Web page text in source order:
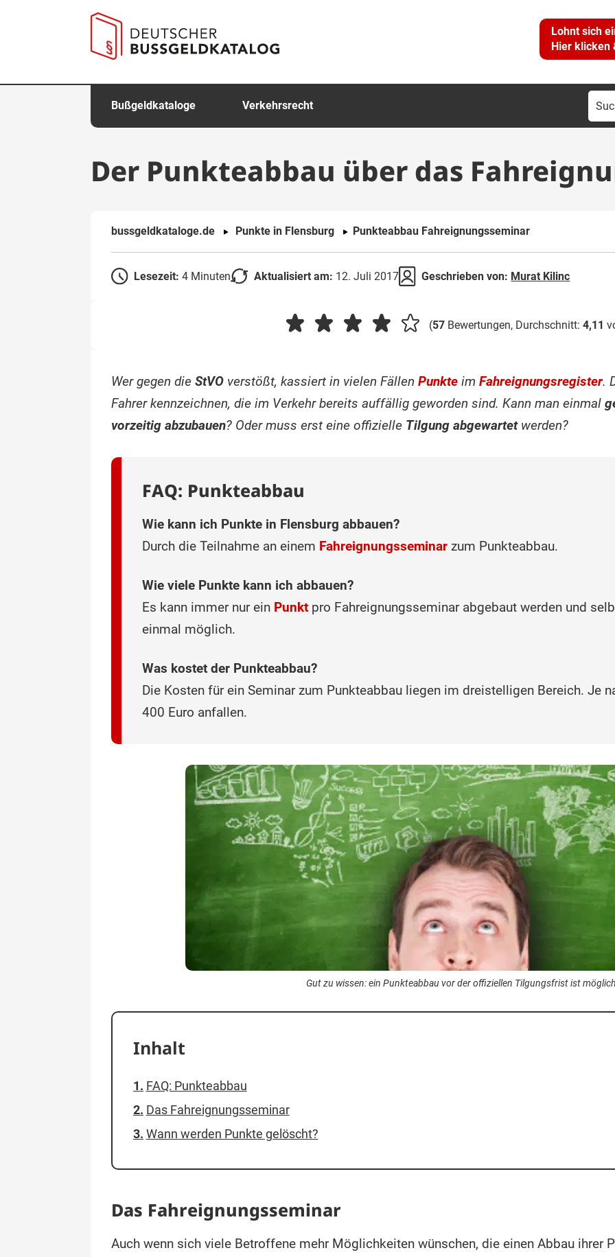
Lohnt sich
Hier klicken
Bußgeldkataloge Verkehrsrecht
Der Punkteabbau über das
bussgeldkataloge.de Punkte in Flensburg Punkteabbau Fahreignungsseminar
Lesezeit: 4 Minuten Aktualisiert am: 12. Juli 2017 Geschrieben von: Murat Kilinc
(57 Bewertungen, Durchschnitt: 4,11
Wer gegen die StVO verstößt, kassiert in vielen Fällen Punkte im Fahreignungsregister.
Fahrer kennzeichnen, die im Verkehr bereits auffällig geworden sind. Kann man einmal
vorzeitig abzubauen? Oder muss erst eine offizielle Tilgung abgewartetwerden?
FAQ: Punkteabbau
Wie kann ich Punkte in Flensburg abbauen?
Durch die Teilnahme an einem Fahreignungsseminar zum Punkteabbau.
Wie viele Punkte kann ich abbauen?
Es kann immer nur ein Punkt pro Fahreignungsseminar abgebaut werden und
einmal möglich.
Was kostet der Punkteabbau?
Die Kosten für ein Seminar zum Punkteabbau liegen im dreistelligen Bereich. Je
400 Euro anfallen.
Gut zu wissen: ein Punkteabbau vor der offiziellen Tilgungsfrist ist
Inhalt
FAQ: Punkteabbau
Das Fahreignungsseminar
Wann werden Punkte gelöscht?
Das Fahreignungsseminar
Auch wenn sich viele Betroffene mehr Möglichkeiten wünschen, die einen Abbau ihrer